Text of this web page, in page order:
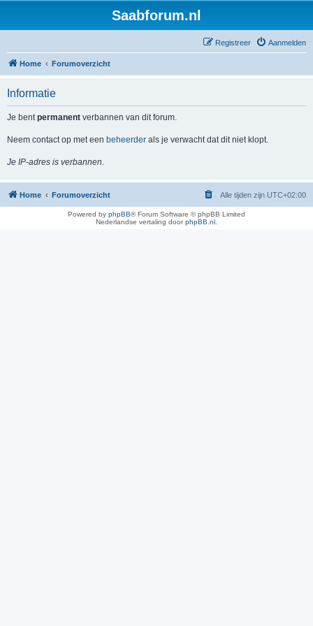
Saabforum.nl
Aanmelden
Registreer
Home Forumoverzicht
Informatie
Je bentpermanent verbannen van dit forum.
Neem contact op met een beheerder als je verwacht dat dit niet klopt.
Je IP-adres is verbannen.
Home Forumoverzicht Alle tijden zijn UTC+02:00
Powered by phpBB® Forum Software © phpBB Limited
Nederlandse vertaling doorphpBB.nl